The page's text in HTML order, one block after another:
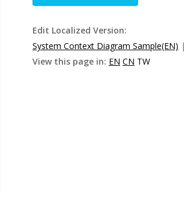
Edit Localized Version:
System Context Diagram Sample(EN) |
View this page in: EN CN TW